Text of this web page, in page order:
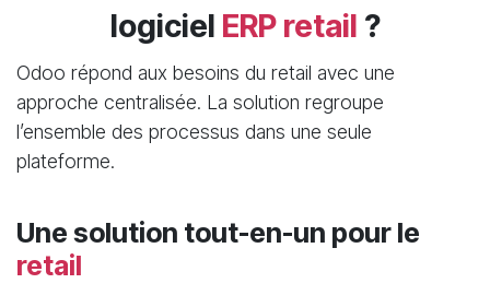
logiciel ERP retail ?
Odoo répond aux besoins du retail avec une
approche centralisée. La solution regroupe
l’ensemble des processus dans une seule
plateforme.
Une solution tout-en-un pour le
retail